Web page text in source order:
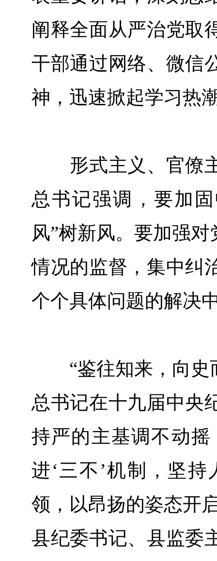
阐释全面从严治党取
干部通过网络、微信
神，迅速掀起学习热
形式主义、官僚主
总书记强调，要加
风”树新风。要加强
情况的监督，集中纠
个个具体问题的解决
“鉴往知来，向史
总书记在十九届中央
持严的主基调不动
进‘三不’机制，坚
领，以昂扬的姿态开
县纪委书记、县监委